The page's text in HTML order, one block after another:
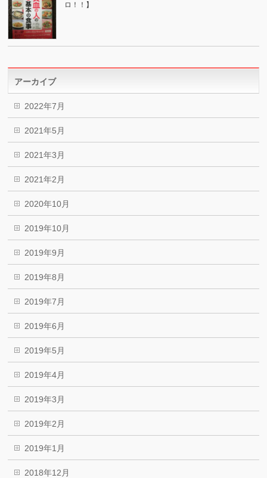
ロ！！】
アーカイブ
2022年7月
2021年5月
2021年3月
2021年2月
2020年10月
2019年10月
2019年9月
2019年8月
2019年7月
2019年6月
2019年5月
2019年4月
2019年3月
2019年2月
2019年1月
2018年12月